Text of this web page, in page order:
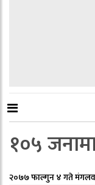
१०५
२०७७ फाल्गुन ४ गते